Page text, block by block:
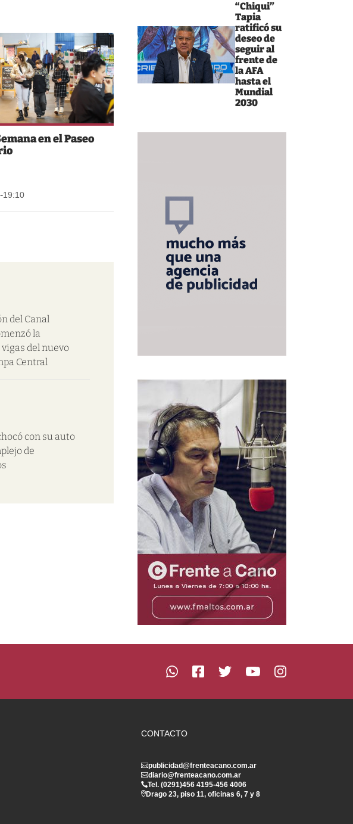
“Chiqui”
Tapia
ratificó su
deseo de
seguir al
frente de
la AFA
hasta el
Mundial
2030
en el Paseo
-19:10
del Canal
la
del nuevo
Central
con su auto
de
CONTACTO
publicidad@frenteacano.com.ar
diario@frenteacano.com.ar
Tel. (0291)456 4195-456 4006
Drago 23, piso 11, oficinas 6, 7 y 8